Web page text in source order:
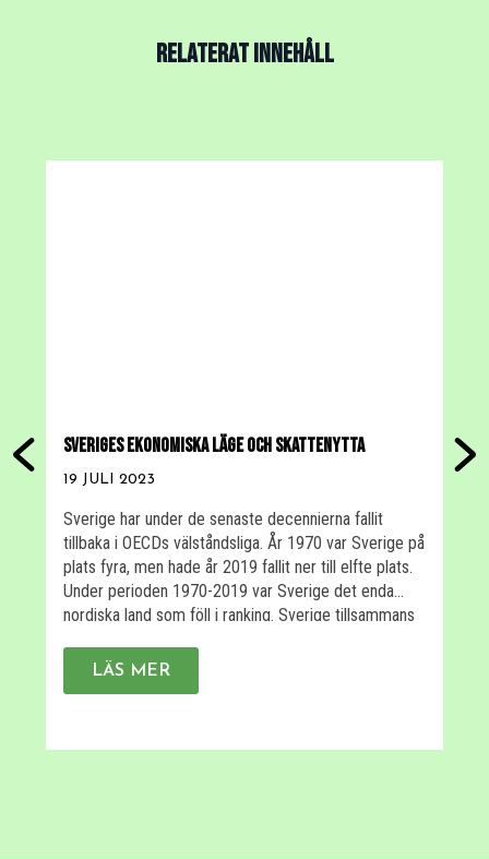
RELATERAT INNEHÅLL
SVERIGES EKONOMISKA LÄGE OCH SKATTENYTTA
19 JULI 2023
Sverige har under de senaste decennierna fallit
tillbaka i OECDs välståndsliga. År 1970 var Sverige på
plats fyra, men hade år 2019 fallit ner till elfte plats.
Under perioden 1970-2019 var Sverige det enda
nordiska land som föll i ranking. Sverige tillsammans
som fallit mest mellan 1970 […]
LÄS MER